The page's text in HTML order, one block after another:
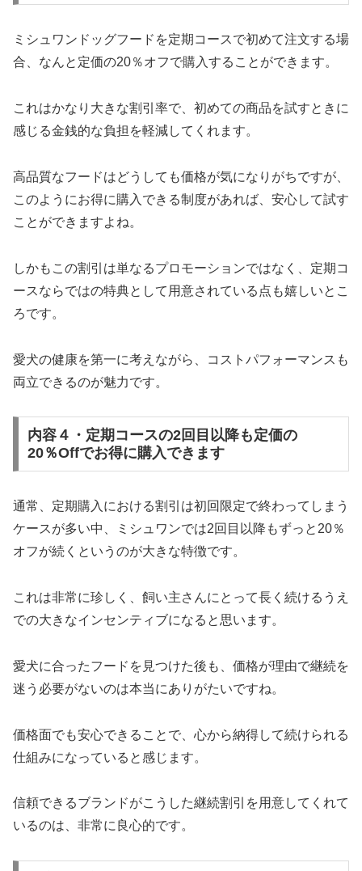
ミシュワンドッグフードを定期コースで初めて注文する場
合、なんと定価の20％オフで購入することができます。
これはかなり大きな割引率で、初めての商品を試すときに
感じる金銭的な負担を軽減してくれます。
高品質なフードはどうしても価格が気になりがちですが、
このようにお得に購入できる制度があれば、安心して試す
ことができますよね。
しかもこの割引は単なるプロモーションではなく、定期コ
ースならではの特典として用意されている点も嬉しいとこ
ろです。
愛犬の健康を第一に考えながら、コストパフォーマンスも
両立できるのが魅力です。
内容４・定期コースの2回目以降も定価の
20％Offでお得に購入できます
通常、定期購入における割引は初回限定で終わってしまう
ケースが多い中、ミシュワンでは2回目以降もずっと20％
オフが続くというのが大きな特徴です。
これは非常に珍しく、飼い主さんにとって長く続けるうえ
での大きなインセンティブになると思います。
愛犬に合ったフードを見つけた後も、価格が理由で継続を
迷う必要がないのは本当にありがたいですね。
価格面でも安心できることで、心から納得して続けられる
仕組みになっていると感じます。
信頼できるブランドがこうした継続割引を用意してくれて
いるのは、非常に良心的です。